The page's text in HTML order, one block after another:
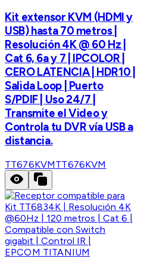
Kit extensor KVM (HDMI y
USB) hasta 70 metros |
Resolución 4K @ 60 Hz |
Cat 6, 6a y 7 | IPCOLOR |
CERO LATENCIA | HDR10 |
Salida Loop | Puerto
S/PDIF | Uso 24/7 |
Transmite el Video y
Controla tu DVR vía USB a
distancia.
TT676KVMTT676KVM
EPCOM TITANIUM